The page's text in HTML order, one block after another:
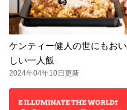
ケンティー健人の世にもおい
しい一人飯
2024年04年10日更新